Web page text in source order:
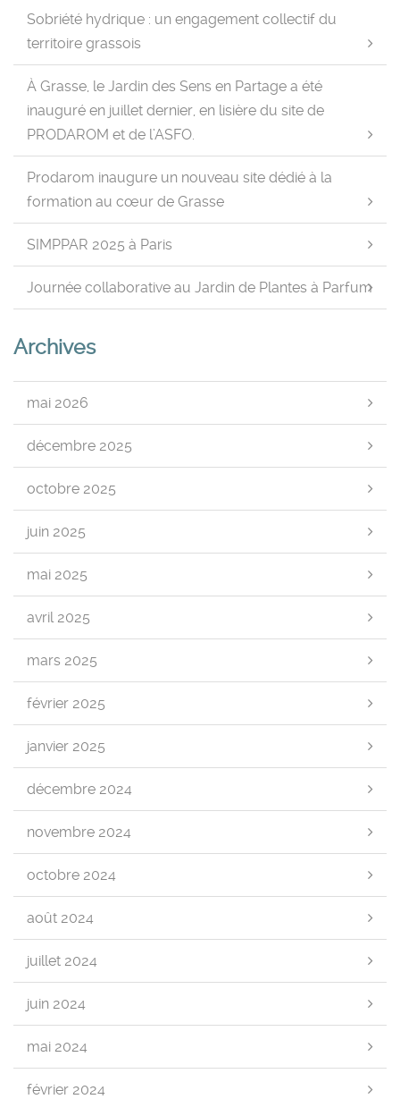
Sobriété hydrique : un engagement collectif du
territoire grassois
À Grasse, le Jardin des Sens en Partage a été
inauguré en juillet dernier, en lisière du site de
PRODAROM et de l’ASFO.
Prodarom inaugure un nouveau site dédié à la
formation au cœur de Grasse
SIMPPAR 2025 à Paris
Journée collaborative au Jardin de Plantes à Parfum
Archives
mai 2026
décembre 2025
octobre 2025
juin 2025
mai 2025
avril 2025
mars 2025
février 2025
janvier 2025
décembre 2024
novembre 2024
octobre 2024
août 2024
juillet 2024
juin 2024
mai 2024
février 2024